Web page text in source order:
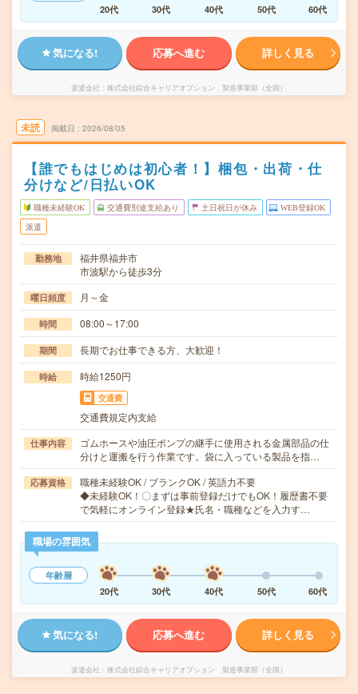
20代
30代 40代 50代 60代
気になる! 応募へ進む 詳しく見る
派遣会社 株式会社綜合キャリアオプション 製造事業部（全国）
未読 掲載日 2026/08/05
【誰でもはじめは初心者！】梱包・出荷・仕
分けなど/日払いOK
職種未経験OK 交通費別途支給あり 土日祝日が休み WEB登録OK
派遣
勤務地
福井県福井市
市波駅から徒歩3分
曜日頻度 月～金
時間 08:00～17:00
期間 長期でお仕事できる方、大歓迎！
時給 時給1250円
交通費
交通費規定内支給
仕事内容
ゴムホースや油圧ポンプの継手に使用される金属部品の仕
分けと運搬を行う作業です。袋に入っている製品を指…
応募資格
職種未経験OK / ブランクOK / 英語力不要
◆未経験OK！〇まずは事前登録だけでもOK！履歴書不要
で気軽にオンライン登録★氏名・職種などを入力す…
職場の雰囲気
年齢層
20代
30代 40代 50代 60代
気になる! 応募へ進む 詳しく見る
派遣会社 株式会社綜合キャリアオプション 製造事業部（全国）